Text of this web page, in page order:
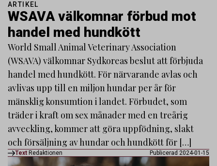
ARTIKEL
WSAVA välkomnar förbud mot
handel med hundkött
World Small Animal Veterinary Association
(WSAVA) välkomnar Sydkoreas beslut att förbjuda
handel med hundkött. För närvarande avlas och
avlivas upp till en miljon hundar per år för
mänsklig konsumtion i landet. Förbudet, som
träder i kraft om sex månader med en treårig
avveckling, kommer att göra uppfödning, slakt
och försäljning av hundar och hundkött för […]
Text Redaktionen Publicerad 2024-01-15